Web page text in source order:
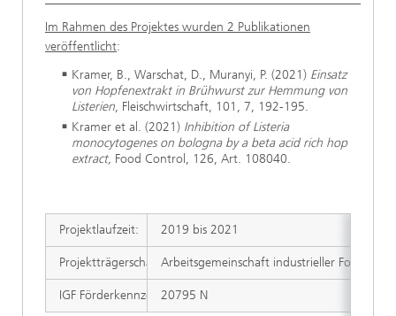
Im Rahmen des Projektes wurden 2 Publikationen
veröffentlicht:
Kramer, B., Warschat, D., Muranyi, P. (2021) Einsatz
von Hopfenextrakt in Brühwurst zur Hemmung von
Listerien, Fleischwirtschaft, 101, 7, 192-195.
Kramer et al. (2021) Inhibition of Listeria
monocytogenes on bologna by a beta acid rich hop
extract, Food Control, 126, Art. 108040.
2019 bis 2021
Arbeitsgemeinschaft industrieller
20795 N
Projektlaufzeit:
Projektträgerschaft/Finanzierung:
IGF Förderkennzeichen: